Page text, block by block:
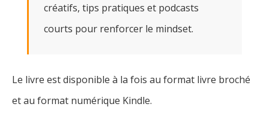
créatifs, tips pratiques et podcasts
courts pour renforcer le mindset.
Le livre est disponible à la fois au format livre broché
et au format numérique Kindle.